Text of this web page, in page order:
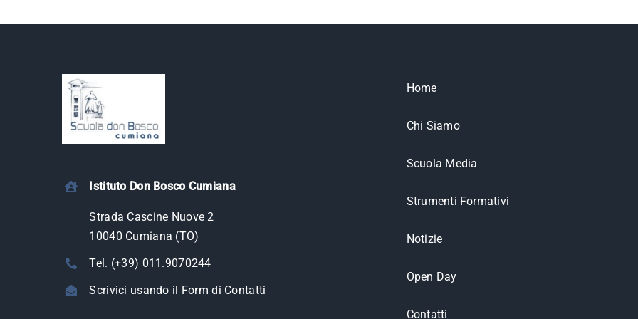
Istituto Don Bosco Cumiana
Strada Cascine Nuove 2
10040 Cumiana (TO)
Tel. (+39) 011.9070244
Scrivici usando il Form di Contatti
Home
Chi Siamo
Scuola Media
Strumenti Formativi
Notizie
Open Day
Contatti